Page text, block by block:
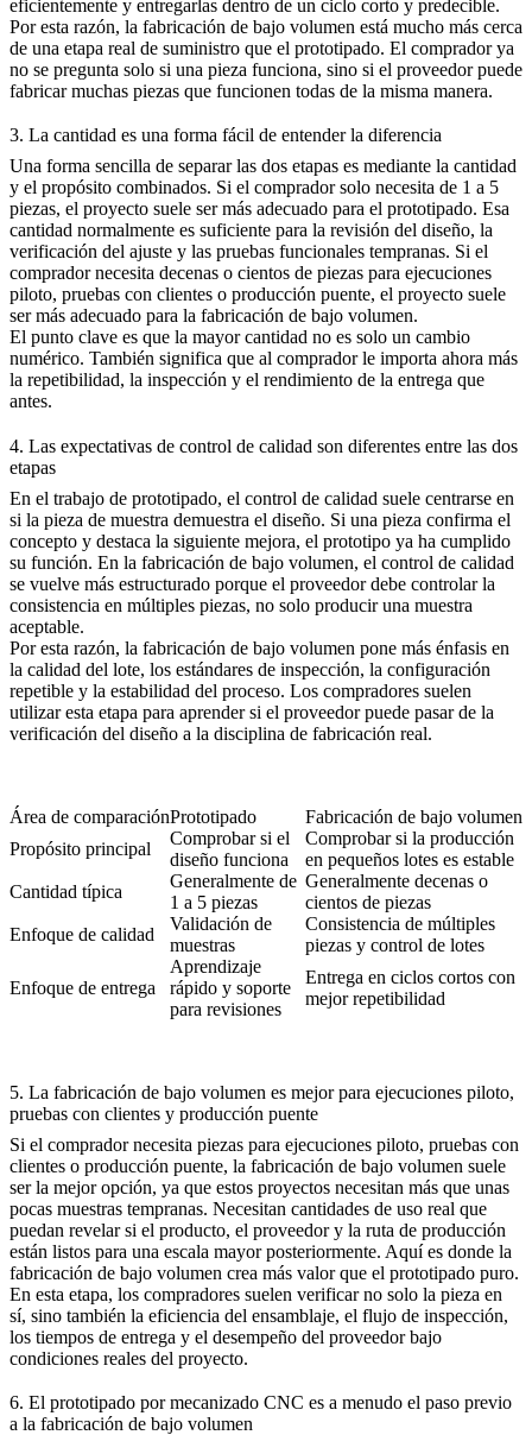
eficientemente y entregarlas dentro de un ciclo corto y predecible.
Por esta razón, la fabricación de bajo volumen está mucho más cerca
de una etapa real de suministro que el prototipado. El comprador ya
no se pregunta solo si una pieza funciona, sino si el proveedor puede
fabricar muchas piezas que funcionen todas de la misma manera.
3. La cantidad es una forma fácil de entender la diferencia
Una forma sencilla de separar las dos etapas es mediante la cantidad
y el propósito combinados. Si el comprador solo necesita de 1 a 5
piezas, el proyecto suele ser más adecuado para el prototipado. Esa
cantidad normalmente es suficiente para la revisión del diseño, la
verificación del ajuste y las pruebas funcionales tempranas. Si el
comprador necesita decenas o cientos de piezas para ejecuciones
piloto, pruebas con clientes o producción puente, el proyecto suele
ser más adecuado para la fabricación de bajo volumen.
El punto clave es que la mayor cantidad no es solo un cambio
numérico. También significa que al comprador le importa ahora más
la repetibilidad, la inspección y el rendimiento de la entrega que
antes.
4. Las expectativas de control de calidad son diferentes entre las dos
etapas
En el trabajo de prototipado, el control de calidad suele centrarse en
si la pieza de muestra demuestra el diseño. Si una pieza confirma el
concepto y destaca la siguiente mejora, el prototipo ya ha cumplido
su función. En la fabricación de bajo volumen, el control de calidad
se vuelve más estructurado porque el proveedor debe controlar la
consistencia en múltiples piezas, no solo producir una muestra
aceptable.
Por esta razón, la fabricación de bajo volumen pone más énfasis en
la calidad del lote, los estándares de inspección, la configuración
repetible y la estabilidad del proceso. Los compradores suelen
utilizar esta etapa para aprender si el proveedor puede pasar de la
verificación del diseño a la disciplina de fabricación real.
Área de comparaciónPrototipado
Fabricación de bajo volumen
Propósito principal
Comprobar si el
diseño funciona
Comprobar si la producción
en pequeños lotes es estable
Cantidad típica
Generalmente de
1 a 5 piezas
Generalmente decenas o
cientos de piezas
Enfoque de calidad
Validación de
muestras
Consistencia de múltiples
piezas y control de lotes
Enfoque de entrega
Aprendizaje
rápido y soporte
para revisiones
Entrega en ciclos cortos con
mejor repetibilidad
5. La fabricación de bajo volumen es mejor para ejecuciones piloto,
pruebas con clientes y producción puente
Si el comprador necesita piezas para ejecuciones piloto, pruebas con
clientes o producción puente, la fabricación de bajo volumen suele
ser la mejor opción, ya que estos proyectos necesitan más que unas
pocas muestras tempranas. Necesitan cantidades de uso real que
puedan revelar si el producto, el proveedor y la ruta de producción
están listos para una escala mayor posteriormente. Aquí es donde la
fabricación de bajo volumen crea más valor que el prototipado puro.
En esta etapa, los compradores suelen verificar no solo la pieza en
sí, sino también la eficiencia del ensamblaje, el flujo de inspección,
los tiempos de entrega y el desempeño del proveedor bajo
condiciones reales del proyecto.
6. El prototipado por mecanizado CNC es a menudo el paso previo
a la fabricación de bajo volumen